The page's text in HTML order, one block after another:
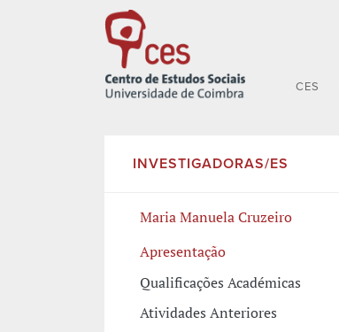
CES
INVESTIGADORAS/ES
Maria Manuela Cruzeiro
Apresentação
Qualificações Académicas
Atividades Anteriores